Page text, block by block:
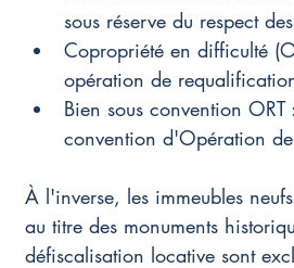
sous réserve du respect
Copropriété en difficulté
opération de
Bien sous convention
convention d'Opération
À l'inverse, les immeubles
au titre des monuments
défiscalisation locative sont